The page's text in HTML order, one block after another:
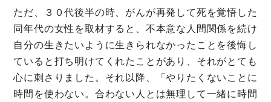
ただ、３０代後半の時、がんが再発して死を覚悟した
同年代の女性を取材すると、不本意な人間関係を続け
自分の生きたいように生きられなかったことを後悔し
ていると打ち明けてくれたことがあり、それがとても
心に刺さりました。それ以降、「やりたくないことに
時間を使わない。合わない人とは無理して一緒に時間